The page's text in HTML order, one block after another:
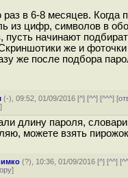
в 6-8 месяцев. Когда
из цифр, символов в
пусть начинают
же и
же после подбора
(-), 09:52, 01/09/2016 [^] [^^] [^^^] [
]
длину пароля,
можете взять
(?), 10:36, 01/09/2016 [^] [^^] [
]